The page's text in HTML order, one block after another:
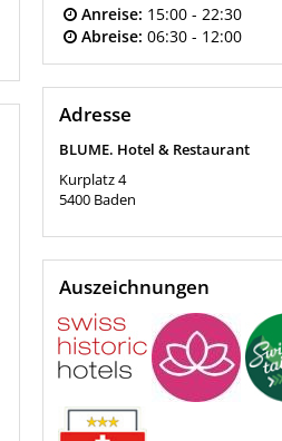
Anreise: 15:00 - 22:30
Abreise: 06:30 - 12:00
Adresse
BLUME. Hotel & Restaurant
Kurplatz 4
5400 Baden
Auszeichnungen